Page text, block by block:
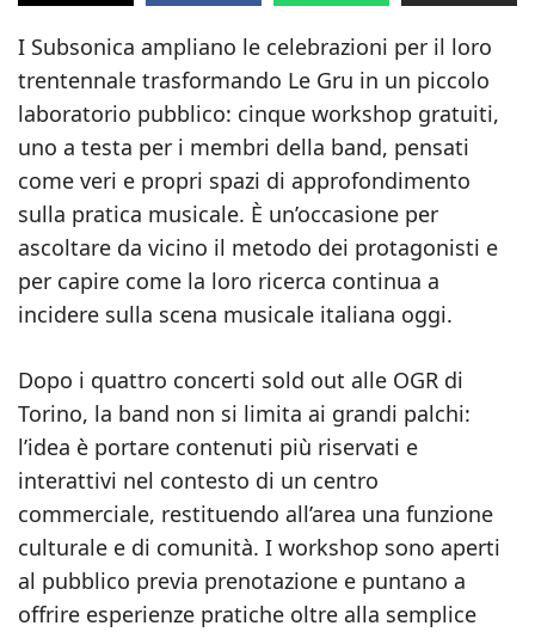
I Subsonica ampliano le celebrazioni per il loro
trentennale trasformando Le Gru in un piccolo
laboratorio pubblico: cinque workshop gratuiti,
uno a testa per i membri della band, pensati
come veri e propri spazi di approfondimento
sulla pratica musicale. È un’occasione per
ascoltare da vicino il metodo dei protagonisti e
per capire come la loro ricerca continua a
incidere sulla scena musicale italiana oggi.
Dopo i quattro concerti sold out alle OGR di
Torino, la band non si limita ai grandi palchi:
l’idea è portare contenuti più riservati e
interattivi nel contesto di un centro
commerciale, restituendo all’area una funzione
culturale e di comunità. I workshop sono aperti
al pubblico previa prenotazione e puntano a
offrire esperienze pratiche oltre alla semplice